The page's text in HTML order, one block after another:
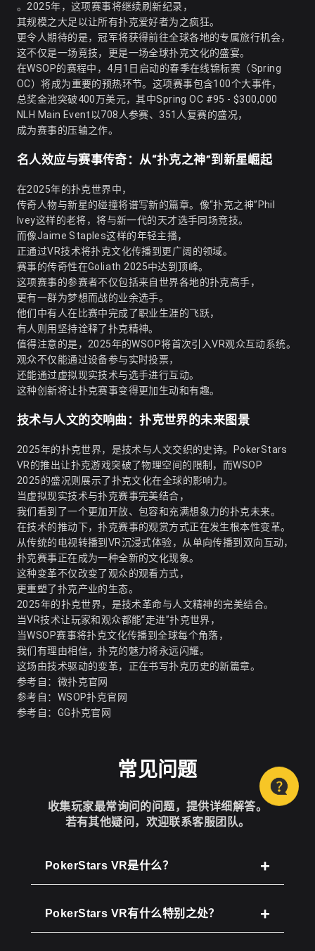
。2025年，这项赛事将继续刷新纪录，
其规模之大足以让所有扑克爱好者为之疯狂。
更令人期待的是，冠军将获得前往全球各地的专属旅行机会，
这不仅是一场竞技，更是一场全球扑克文化的盛宴。
在WSOP的赛程中，4月1日启动的春季在线锦标赛（Spring
OC）将成为重要的预热环节。这项赛事包含100个大事件，
总奖金池突破400万美元，其中Spring OC #95 - $300,000
NLH Main Event以708人参赛、351人复赛的盛况，
成为赛事的压轴之作。
名人效应与赛事传奇：从“扑克之神”到新星崛起
在2025年的扑克世界中，
传奇人物与新星的碰撞将谱写新的篇章。像“扑克之神”Phil
Ivey这样的老将，将与新一代的天才选手同场竞技。
而像Jaime Staples这样的年轻主播，
正通过VR技术将扑克文化传播到更广阔的领域。
赛事的传奇性在Goliath 2025中达到顶峰。
这项赛事的参赛者不仅包括来自世界各地的扑克高手，
更有一群为梦想而战的业余选手。
他们中有人在比赛中完成了职业生涯的飞跃，
有人则用坚持诠释了扑克精神。
值得注意的是，2025年的WSOP将首次引入VR观众互动系统。
观众不仅能通过设备参与实时投票，
还能通过虚拟现实技术与选手进行互动。
这种创新将让扑克赛事变得更加生动和有趣。
技术与人文的交响曲：扑克世界的未来图景
2025年的扑克世界，是技术与人文交织的史诗。PokerStars
VR的推出让扑克游戏突破了物理空间的限制，而WSOP
2025的盛况则展示了扑克文化在全球的影响力。
当虚拟现实技术与扑克赛事完美结合，
我们看到了一个更加开放、包容和充满想象力的扑克未来。
在技术的推动下，扑克赛事的观赏方式正在发生根本性变革。
从传统的电视转播到VR沉浸式体验，从单向传播到双向互动，
扑克赛事正在成为一种全新的文化现象。
这种变革不仅改变了观众的观看方式，
更重塑了扑克产业的生态。
2025年的扑克世界，是技术革命与人文精神的完美结合。
当VR技术让玩家和观众都能“走进”扑克世界，
当WSOP赛事将扑克文化传播到全球每个角落，
我们有理由相信，扑克的魅力将永远闪耀。
这场由技术驱动的变革，正在书写扑克历史的新篇章。
参考自： 微扑克官网
参考自： WSOP扑克官网
参考自： GG扑克官网
常见问题
收集玩家最常询问的问题，提供详细解答。
若有其他疑问，欢迎联系客服团队。
PokerStars VR是什么？
PokerStars VR有什么特别之处？